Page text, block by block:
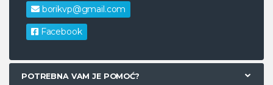
borikvp@gmail.com
Facebook
POTREBNA VAM JE POMOĆ?